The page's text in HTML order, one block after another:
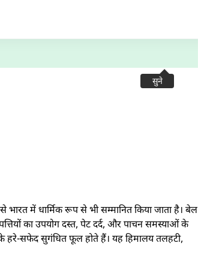
सुने
में धार्मिक रूप से भी सम्मानित किया जाता है। बेल
का उपयोग दस्त, पेट दर्द, और पाचन समस्याओं के
हरे-सफेद सुगंधित फूल होते हैं। यह हिमालय तलहटी,